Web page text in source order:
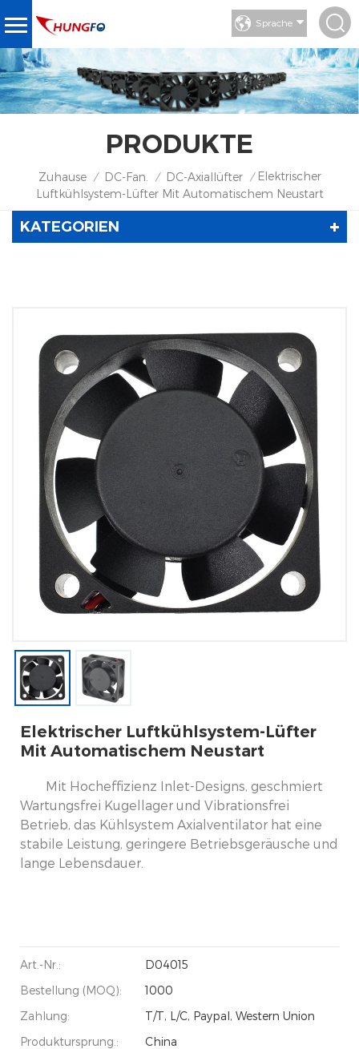
Sprache
PRODUKTE
Zuhause / DC-Fan. / DC-Axiallüfter / Elektrischer
Luftkühlsystem-Lüfter Mit Automatischem Neustart
KATEGORIEN
Elektrischer Luftkühlsystem-Lüfter
Mit Automatischem Neustart
Mit Hocheffizienz Inlet-Designs, geschmiert
Wartungsfrei Kugellager und Vibrationsfrei
Betrieb, das Kühlsystem Axialventilator hat eine
stabile Leistung, geringere Betriebsgeräusche und
lange Lebensdauer.
Art.-Nr.:
D04015
Bestellung (MOQ):
1000
Zahlung:
T/T, L/C, Paypal, Western Union
Produktursprung.:
China